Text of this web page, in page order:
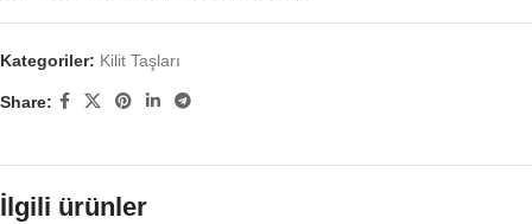
Kategoriler: Kilit Taşları
Share:
İlgili ürünler